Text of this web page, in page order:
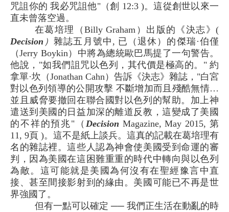
咒詛你的 我必咒詛他"（創 12:3 )。這從創世以來一
直未曾落空過。
在葛培理（Billy Graham）出版的《決志》(
Decision ）雜誌五月號中, 已（退休）的傑瑞·伯僅
（Jerry Boykin）中將為總統歐巴馬提了一句警告。
他說，"如我們詛咒以色列，其代價是極高的。" 約
拿單·坎（Jonathan Cahn）告訴《決志》雜誌，"白宮
對以色列領導的公開攻擊 不斷增加而且殘酷無情…
並且威脅要撤回在聯合國對以色列的幫助。加上神
遣送到美國的日益加深的離道反教，這變成了美國
的不祥的預兆"（ Decision Magazine, May 2015, 第
11, 9頁 )。這不是紙上談兵。這真的記載在葛培理有
名的雜誌裡。這些人認為神會使美國受到命運的審
判，因為美國在這困難重重的時代中轉向與以色列
為敵。這可能就是美國為何沒有在聖經豫言中直
接、甚至間接影射到的緣由。美國可能已不再是世
界強國了。
但有一點可以確定 ── 我們正生活在動亂的時